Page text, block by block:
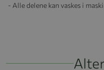
- Alle delene kan vaskes i